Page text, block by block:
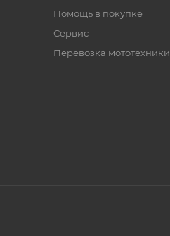
Помощь в покупке
Сервис
Перевозка мототехники